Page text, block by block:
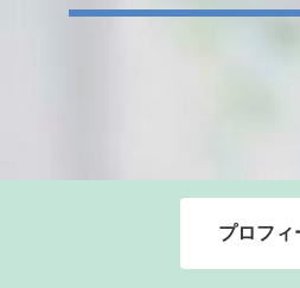
プロフィ